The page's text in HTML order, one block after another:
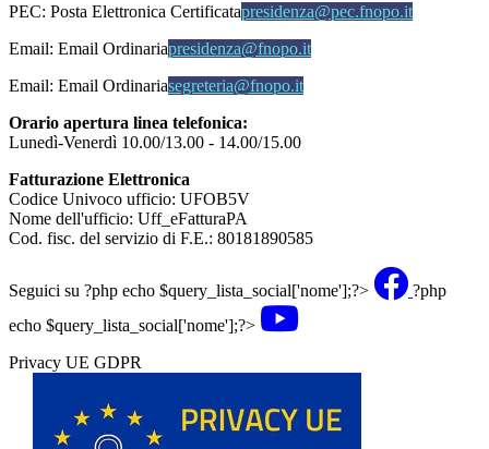
PEC: Posta Elettronica Certificatapresidenza@pec.fnopo.it
Email: Email Ordinariapresidenza@fnopo.it
Email: Email Ordinariasegreteria@fnopo.it
Orario apertura linea telefonica:
Lunedì-Venerdì 10.00/13.00 - 14.00/15.00
Fatturazione Elettronica
Codice Univoco ufficio: UFOB5V
Nome dell'ufficio: Uff_eFatturaPA
Cod. fisc. del servizio di F.E.: 80181890585
Seguici su ?php echo $query_lista_social['nome'];?>
?php
echo $query_lista_social['nome'];?>
Privacy UE GDPR